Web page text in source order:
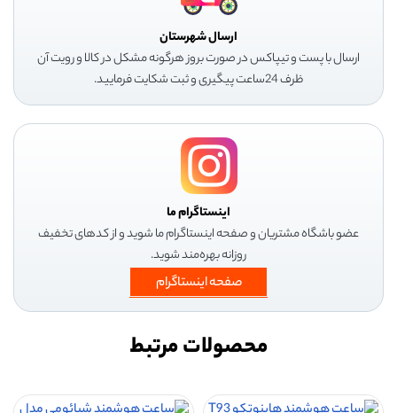
ارسال شهرستان
ارسال با پست و تیپاکس در صورت بروز هرگونه مشکل در کالا و رویت آن
ظرف 24ساعت پیگیری و ثبت شکایت فرمایید.
اینستاگرام ما
عضو باشگاه مشتریان و صفحه اینستاگرام ما شوید و از کدهای تخفیف
روزانه بهره‌مند شوید.
صفحه اینستاگرام
محصولات مرتبط